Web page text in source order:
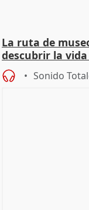
La ruta de
descubrir la
Zaragoza ro
Sonido